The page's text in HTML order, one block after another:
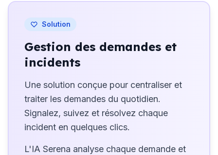
Solution
Gestion des demandes et
incidents
Une solution conçue pour centraliser et
traiter les demandes du quotidien.
Signalez, suivez et résolvez chaque
incident en quelques clics.
L'IA Serena analyse chaque demande et